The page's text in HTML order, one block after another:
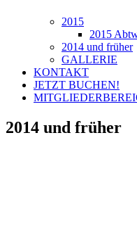
2015
2015
2014 und früher
GALLERIE
KONTAKT
JETZT BUCHEN!
2014 und früher